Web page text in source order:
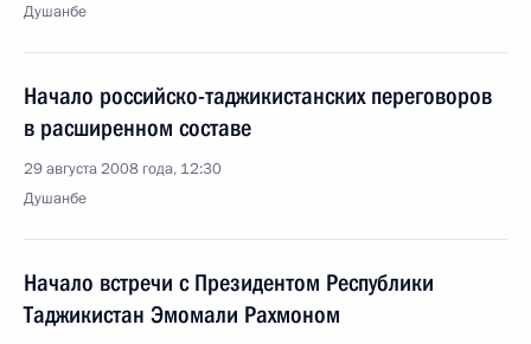
Душанбе
Начало российско-таджикистанских переговоров
в расширенном составе
29 августа 2008 года, 12:30
Душанбе
Начало встречи с Президентом Республики
Таджикистан Эмомали Рахмоном